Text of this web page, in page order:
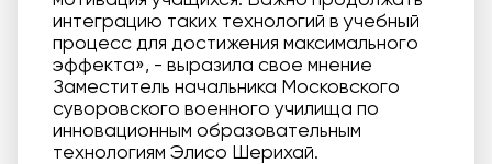
интеграцию таких технологий в учебный
процесс для достижения максимального
эффекта», - выразила свое мнение
Заместитель начальника Московского
суворовского военного училища по
инновационным образовательным
технологиям Элисо Шерихай.